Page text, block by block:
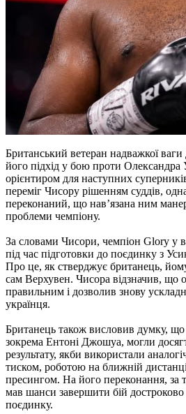
Британський ветеран надважкої
його підхід у бою проти Олександра
орієнтиром для наступних
переміг Чисору рішенням суддів,
переконаний, що нав’язана ним
проблеми чемпіону.
За словами Чисори, чемпіон Glory у
під час підготовки до поєдинку з
Про це, як стверджує британець,
сам Верхувен. Чисора відзначив, що
правильним і дозволив знову
українця.
Британець також висловив думку,
зокрема Ентоні Джошуа, могли
результату, якби використали
тиском, роботою на ближній
пресингом. На його переконання, за
мав шанси завершити бій
поєдинку.